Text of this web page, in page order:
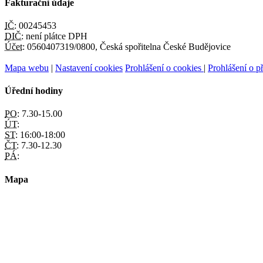
Fakturační údaje
IČ: 00245453
DIČ: není plátce DPH
Účet: 0560407319/0800, Česká spořitelna České Budějovice
Mapa webu | Nastavení cookies Prohlášení o cookies | Prohlášení o
Úřední hodiny
PO: 7.30-15.00
ÚT:
ST: 16:00-18:00
ČT: 7.30-12.30
PÁ:
Mapa